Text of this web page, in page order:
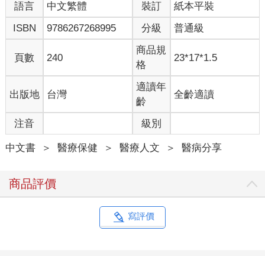
語言 中文繁體 裝訂
紙本平裝
ISBN
9786267268995 分級 普通級
頁數 240
商品規
格
23*17*1.5
出版地 台灣
適讀年
齡
全齡適讀
注音 級別
中文書 ＞ 醫療保健 ＞ 醫療人文 ＞ 醫病分享
商品評價
寫評價